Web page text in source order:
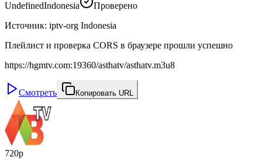
UndefinedIndonesia
Проверено
Источник: iptv-org Indonesia
Плейлист и проверка CORS в браузере прошли успешно
https://hgmtv.com:19360/asthatv/asthatv.m3u8
Смотреть Копировать URL
720p